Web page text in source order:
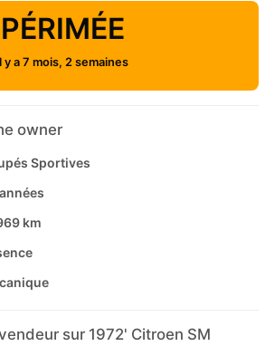
PÉRIMÉE
y a 7 mois, 2 semaines
owner
Sportives
km
sur 1972' Citroen SM